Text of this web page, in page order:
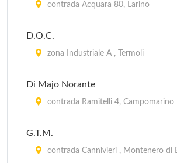
contrada Acquara 80, Larino
D.O.C.
zona Industriale A , Termoli
Di Majo Norante
contrada Ramitelli 4, Campomarino
G.T.M.
contrada Cannivieri , Montenero di